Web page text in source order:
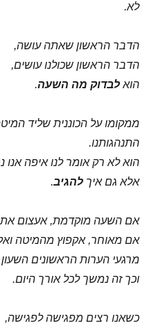
לא.
הדבר הראשון שאתה עושה,
הדבר הראשון שכולנו עושים,
הואלבדוק מה השעה.
ממקומו על הכוננית שליד
התנהגותנו.
הוא לא רק אומר לנו איפה
אלא גם איךלהגיב.
אם השעה מוקדמת, אעצום את
אם מאוחר, אקפוץ מהמיטה
מרגעי הערות הראשונים
וכך זה נמשך לכל אורך היום.
כשאנו רצים מפגישה לפגישה,